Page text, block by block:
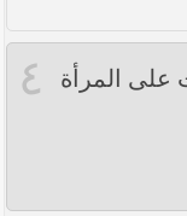
٤
على المرأة